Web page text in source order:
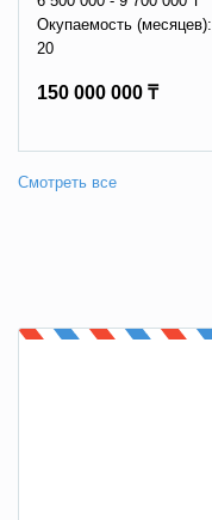
Окупаемость (месяцев):
20
150 000 000 ₸